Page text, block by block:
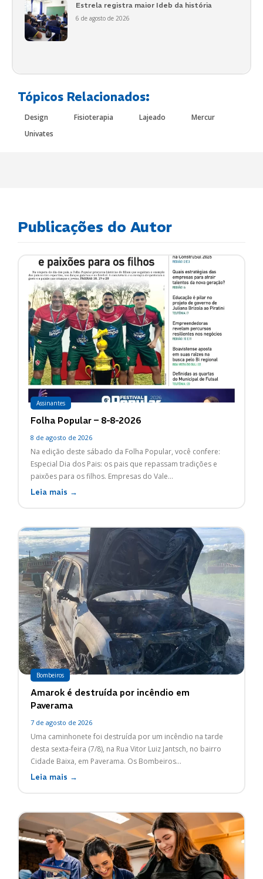
Estrela registra maior Ideb da história
6 de agosto de 2026
Tópicos Relacionados:
Design Fisioterapia Lajeado
Mercur
Univates
Publicações do Autor
Assinantes
Folha Popular – 8-8-2026
8 de agosto de 2026
Na edição deste sábado da Folha Popular, você confere:
Especial Dia dos Pais: os pais que repassam tradições e
paixões para os filhos. Empresas do Vale...
Leia mais →
Bombeiros
Amarok é destruída por incêndio em
Paverama
7 de agosto de 2026
Uma caminhonete foi destruída por um incêndio na tarde
desta sexta-feira (7/8), na Rua Vitor Luiz Jantsch, no bairro
Cidade Baixa, em Paverama. Os Bombeiros...
Leia mais →